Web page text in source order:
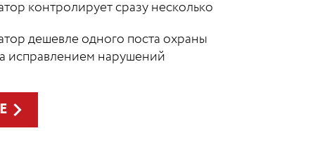
контролирует сразу несколько
дешевле одного поста охраны
исправлением нарушений